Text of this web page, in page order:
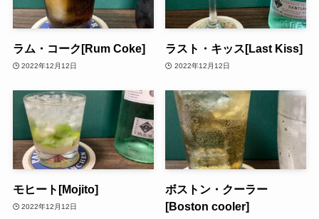
ラム・コーク[Rum Coke]
2022年12月12日
ラスト・キッス[Last Kiss]
2022年12月12日
モヒート[Mojito]
2022年12月12日
ボストン・クーラー
[Boston cooler]